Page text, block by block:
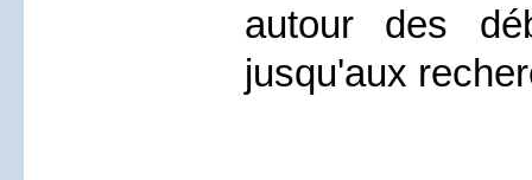
autour des
jusqu'aux